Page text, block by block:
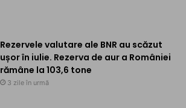
Rezervele valutare ale BNR au scăzut
ușor în iulie. Rezerva de aur a României
rămâne la 103,6 tone
3 zile în urmă